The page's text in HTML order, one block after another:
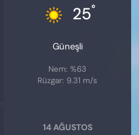
25°
Güneşli
Nem: %63
Rüzgar: 9.31 m/s
14 AĞUSTOS